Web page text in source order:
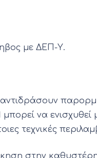
με ΔΕΠ-Υ.
να
τεχνικές
στην